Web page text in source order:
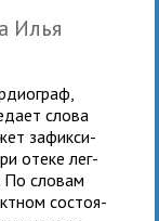
Илья
слова
зафик­си­
отеке лег­
По сло­вам
состо­я­